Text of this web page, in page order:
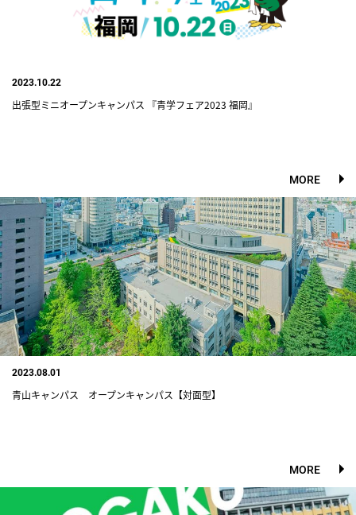
2023.10.22
出張型ミニオープンキャンパス 『青学フェア2023 福岡』
MORE
2023.08.01
青山キャンパス オープンキャンパス【対面型】
MORE